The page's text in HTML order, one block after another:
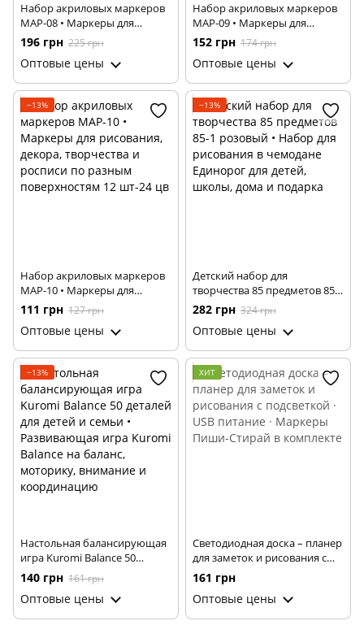
Набор акриловых маркеров
MAP-08 • Маркеры для
рисования, декора,
творчества и росписи по
разным поверхностям 36
шт-72 цв
196 грн 225 грн
Оптовые цены
Набор акриловых маркеров
MAP-09 • Маркеры для
рисования, декора,
творчества и росписи по
разным поверхностям
24шт-48 цв
152 грн 174 грн
Оптовые цены
−13%
Набор акриловых маркеров
MAP-10 • Маркеры для
рисования, декора,
творчества и росписи по
разным поверхностям 12
шт-24 цв
111 грн 127 грн
Оптовые цены
−13%
Детский набор для
творчества 85 предметов 85-1
розовый • Набор для
рисования в чемодане
Единорог для детей, школы,
дома и подарка
282 грн 324 грн
Оптовые цены
−13%
Настольная балансирующая
игра Kuromi Balance 50
деталей для детей и семьи •
Развивающая игра Kuromi
Balance на баланс, моторику,
внимание и координацию
140 грн 161 грн
Оптовые цены
ХИТ
Светодиодная доска – планер
для заметок и рисования с
подсветкой · USB питание ·
Маркеры Пиши-Стирай в
комплекте
161 грн
Оптовые цены